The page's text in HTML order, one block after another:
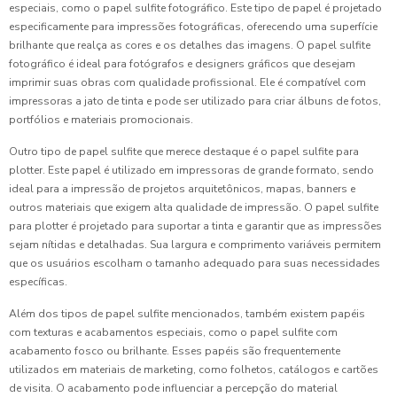
especiais, como o papel sulfite fotográfico. Este tipo de papel é projetado
especificamente para impressões fotográficas, oferecendo uma superfície
brilhante que realça as cores e os detalhes das imagens. O papel sulfite
fotográfico é ideal para fotógrafos e designers gráficos que desejam
imprimir suas obras com qualidade profissional. Ele é compatível com
impressoras a jato de tinta e pode ser utilizado para criar álbuns de fotos,
portfólios e materiais promocionais.
Outro tipo de papel sulfite que merece destaque é o papel sulfite para
plotter. Este papel é utilizado em impressoras de grande formato, sendo
ideal para a impressão de projetos arquitetônicos, mapas, banners e
outros materiais que exigem alta qualidade de impressão. O papel sulfite
para plotter é projetado para suportar a tinta e garantir que as impressões
sejam nítidas e detalhadas. Sua largura e comprimento variáveis permitem
que os usuários escolham o tamanho adequado para suas necessidades
específicas.
Além dos tipos de papel sulfite mencionados, também existem papéis
com texturas e acabamentos especiais, como o papel sulfite com
acabamento fosco ou brilhante. Esses papéis são frequentemente
utilizados em materiais de marketing, como folhetos, catálogos e cartões
de visita. O acabamento pode influenciar a percepção do material